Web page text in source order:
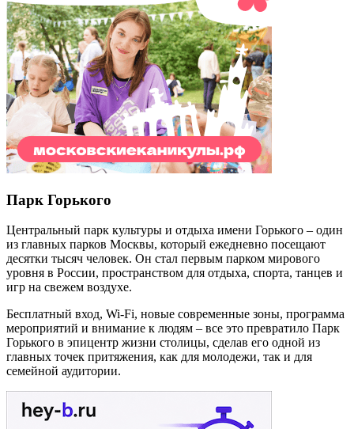
Парк Горького
Центральный парк культуры и отдыха имени Горького – один
из главных парков Москвы, который ежедневно посещают
десятки тысяч человек. Он стал первым парком мирового
уровня в России, пространством для отдыха, спорта, танцев и
игр на свежем воздухе.
Бесплатный вход, Wi-Fi, новые современные зоны, программа
мероприятий и внимание к людям – все это превратило Парк
Горького в эпицентр жизни столицы, сделав его одной из
главных точек притяжения, как для молодежи, так и для
семейной аудитории.